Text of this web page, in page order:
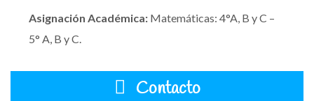
Asignación Académica: Matemáticas: 4°A, B y C –
5° A, B y C.
Contacto